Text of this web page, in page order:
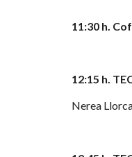
11:30 h.
12:15 h.
Nerea